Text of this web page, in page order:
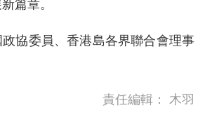
篇章。
政協委員、香港島各界聯合會理事
責任編輯： 木羽